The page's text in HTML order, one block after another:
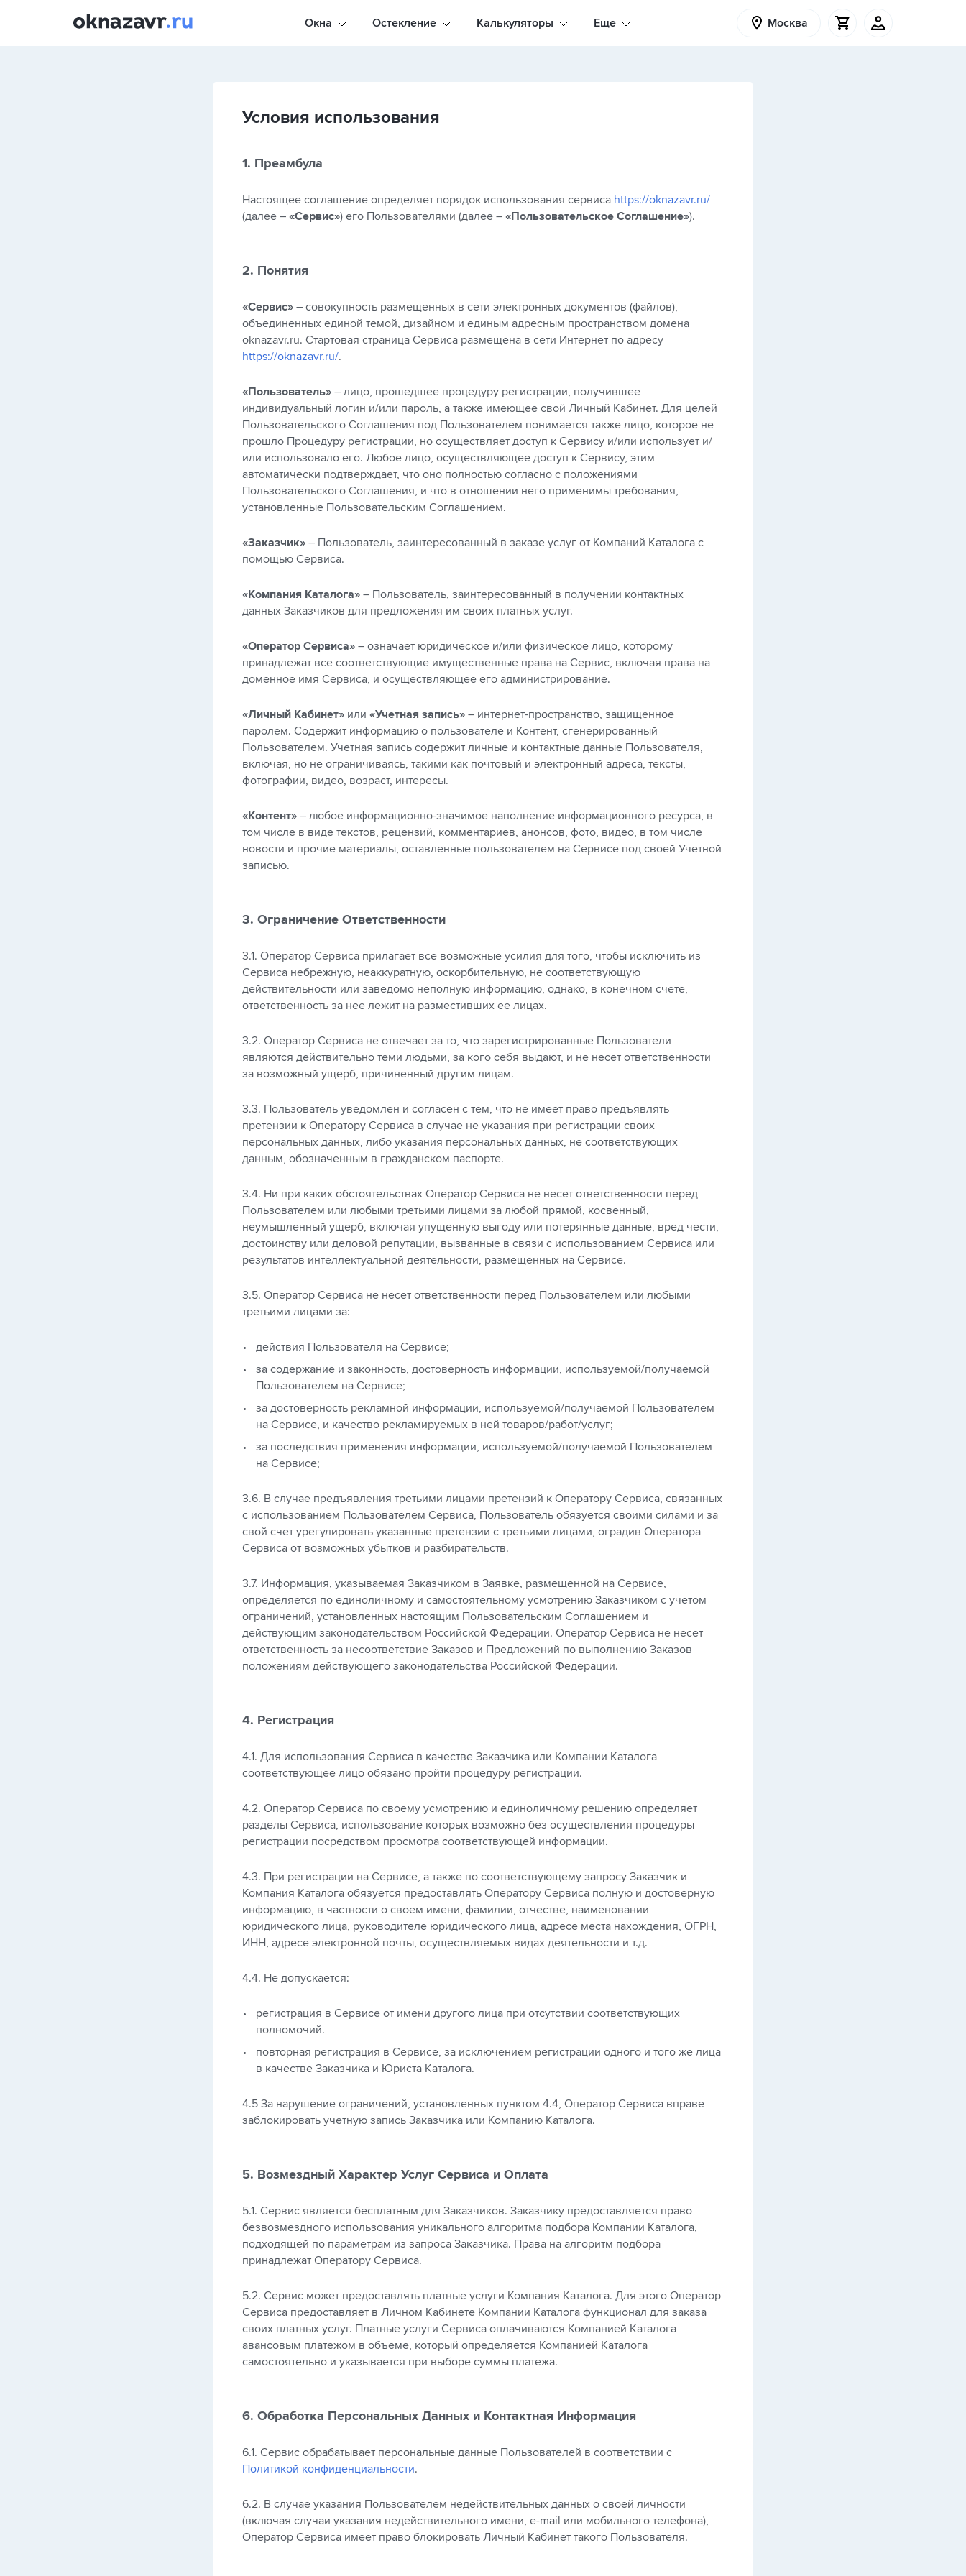
Окна Остекление Калькуляторы Еще Москва
Условия использования
1. Преамбула
Настоящее соглашение определяет порядок использования cервиса https://oknazavr.ru/
(далее – «Сервис») его Пользователями (далее – «Пользовательское Соглашение»).
2. Понятия
«Сервис» – совокупность размещенных в сети электронных документов (файлов),
объединенных единой темой, дизайном и единым адресным пространством домена
oknazavr.ru. Стартовая страница Сервиса размещена в сети Интернет по адресу
https://oknazavr.ru/.
«Пользователь» – лицо, прошедшее процедуру регистрации, получившее
индивидуальный логин и/или пароль, а также имеющее свой Личный Кабинет. Для целей
Пользовательского Соглашения под Пользователем понимается также лицо, которое не
прошло Процедуру регистрации, но осуществляет доступ к Сервису и/или использует и/
или использовало его. Любое лицо, осуществляющее доступ к Сервису, этим
автоматически подтверждает, что оно полностью согласно с положениями
Пользовательского Соглашения, и что в отношении него применимы требования,
установленные Пользовательским Cоглашением.
«Заказчик» – Пользователь, заинтересованный в заказе услуг от Компаний Каталога с
помощью Сервиса.
«Компания Каталога» – Пользователь, заинтересованный в получении контактных
данных Заказчиков для предложения им своих платных услуг.
«Оператор Сервиса» – означает юридическое и/или физическое лицо, которому
принадлежат все соответствующие имущественные права на Сервис, включая права на
доменное имя Сервиса, и осуществляющее его администрирование.
«Личный Кабинет» или «Учетная запись» – интернет-пространство, защищенное
паролем. Содержит информацию о пользователе и Контент, сгенерированный
Пользователем. Учетная запись содержит личные и контактные данные Пользователя,
включая, но не ограничиваясь, такими как почтовый и электронный адреса, тексты,
фотографии, видео, возраст, интересы.
«Контент» – любое информационно-значимое наполнение информационного ресурса, в
том числе в виде текстов, рецензий, комментариев, анонсов, фото, видео, в том числе
новости и прочие материалы, оставленные пользователем на Сервисе под своей Учетной
записью.
3. Ограничение Ответственности
3.1. Оператор Сервиса прилагает все возможные усилия для того, чтобы исключить из
Сервиса небрежную, неаккуратную, оскорбительную, не соответствующую
действительности или заведомо неполную информацию, однако, в конечном счете,
ответственность за нее лежит на разместивших ее лицах.
3.2. Оператор Сервиса не отвечает за то, что зарегистрированные Пользователи
являются действительно теми людьми, за кого себя выдают, и не несет ответственности
за возможный ущерб, причиненный другим лицам.
3.3. Пользователь уведомлен и согласен с тем, что не имеет право предъявлять
претензии к Оператору Сервиса в случае не указания при регистрации своих
персональных данных, либо указания персональных данных, не соответствующих
данным, обозначенным в гражданском паспорте.
3.4. Ни при каких обстоятельствах Оператор Сервиса не несет ответственности перед
Пользователем или любыми третьими лицами за любой прямой, косвенный,
неумышленный ущерб, включая упущенную выгоду или потерянные данные, вред чести,
достоинству или деловой репутации, вызванные в связи с использованием Сервиса или
результатов интеллектуальной деятельности, размещенных на Сервисе.
3.5. Оператор Сервиса не несет ответственности перед Пользователем или любыми
третьими лицами за:
действия Пользователя на Сервисе;
за содержание и законность, достоверность информации, используемой/получаемой
Пользователем на Сервисе;
за достоверность рекламной информации, используемой/получаемой Пользователем
на Сервисе, и качество рекламируемых в ней товаров/работ/услуг;
за последствия применения информации, используемой/получаемой Пользователем
на Сервисе;
3.6. В случае предъявления третьими лицами претензий к Оператору Сервиса, связанных
с использованием Пользователем Сервиса, Пользователь обязуется своими силами и за
свой счет урегулировать указанные претензии с третьими лицами, оградив Оператора
Сервиса от возможных убытков и разбирательств.
3.7. Информация, указываемая Заказчиком в Заявке, размещенной на Сервисе,
определяется по единоличному и самостоятельному усмотрению Заказчиком с учетом
ограничений, установленных настоящим Пользовательским Соглашением и
действующим законодательством Российской Федерации. Оператор Сервиса не несет
ответственность за несоответствие Заказов и Предложений по выполнению Заказов
положениям действующего законодательства Российской Федерации.
4. Регистрация
4.1. Для использования Сервиса в качестве Заказчика или Компании Каталога
соответствующее лицо обязано пройти процедуру регистрации.
4.2. Оператор Сервиса по своему усмотрению и единоличному решению определяет
разделы Сервиса, использование которых возможно без осуществления процедуры
регистрации посредством просмотра соответствующей информации.
4.3. При регистрации на Сервисе, а также по соответствующему запросу Заказчик и
Компания Каталога обязуется предоставлять Оператору Сервиса полную и достоверную
информацию, в частности о своем имени, фамилии, отчестве, наименовании
юридического лица, руководителе юридического лица, адресе места нахождения, ОГРН,
ИНН, адресе электронной почты, осуществляемых видах деятельности и т.д.
4.4. Не допускается:
регистрация в Сервисе от имени другого лица при отсутствии соответствующих
полномочий.
повторная регистрация в Сервисе, за исключением регистрации одного и того же лица
в качестве Заказчика и Юриста Каталога.
4.5 За нарушение ограничений, установленных пунктом 4.4, Оператор Сервиса вправе
заблокировать учетную запись Заказчика или Компанию Каталога.
5. Возмездный Характер Услуг Сервиса и Оплата
5.1. Сервис является бесплатным для Заказчиков. Заказчику предоставляется право
безвозмездного использования уникального алгоритма подбора Компании Каталога,
подходящей по параметрам из запроса Заказчика. Права на алгоритм подбора
принадлежат Оператору Сервиса.
5.2. Сервис может предоставлять платные услуги Компания Каталога. Для этого Оператор
Сервиса предоставляет в Личном Кабинете Компании Каталога функционал для заказа
своих платных услуг. Платные услуги Сервиса оплачиваются Компанией Каталога
авансовым платежом в объеме, который определяется Компанией Каталога
самостоятельно и указывается при выборе суммы платежа.
6. Обработка Персональных Данных и Контактная Информация
6.1. Сервис обрабатывает персональные данные Пользователей в соответствии с
Политикой конфиденциальности.
6.2. В случае указания Пользователем недействительных данных о своей личности
(включая случаи указания недействительного имени, e-mail или мобильного телефона),
Оператор Сервиса имеет право блокировать Личный Кабинет такого Пользователя.